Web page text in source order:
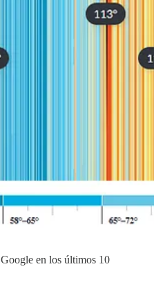
en los últimos 10